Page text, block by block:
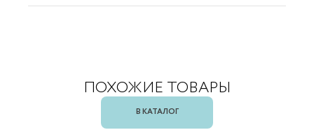
ПОХОЖИЕ ТОВАРЫ
В КАТАЛОГ